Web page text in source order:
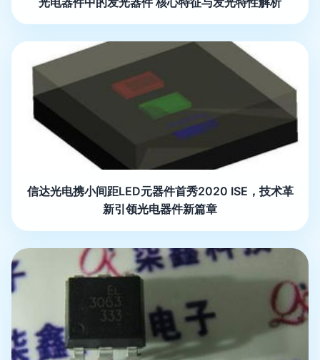
信达光电携小间距LED元器件首秀2020 ISE，技术革
新引领光电器件新篇章